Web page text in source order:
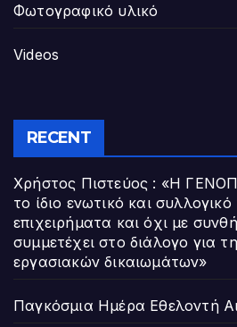
Φωτογραφικό υλικό
Videos
RECENT
Χρήστος Πιστεύος : «Η
το ίδιο ενωτικό και
επιχειρήματα και όχι με
συμμετέχει στο διάλογο για
εργασιακών δικαιωμάτων»
Παγκόσμια Ημέρα Εθελοντή